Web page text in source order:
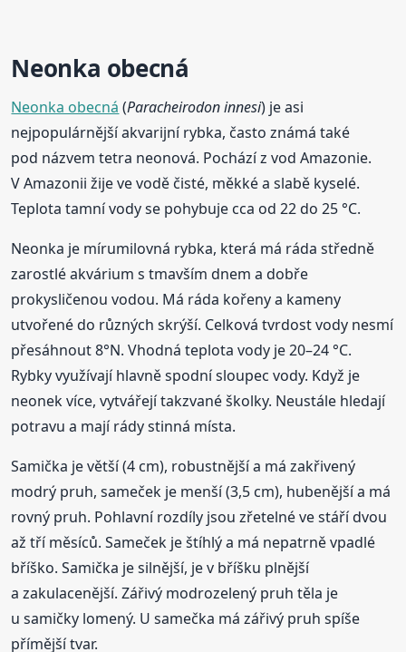
Neonka obecná
Neonka obecná (Paracheirodon innesi) je asi
nejpopulárnější akvarijní rybka, často známá také
pod názvem tetra neonová. Pochází z vod Amazonie.
V Amazonii žije ve vodě čisté, měkké a slabě kyselé.
Teplota tamní vody se pohybuje cca od 22 do 25 °C.
Neonka je mírumilovná rybka, která má ráda středně
zarostlé akvárium s tmavším dnem a dobře
prokysličenou vodou. Má ráda kořeny a kameny
utvořené do různých skrýší. Celková tvrdost vody nesmí
přesáhnout 8°N. Vhodná teplota vody je 20–24 °C.
Rybky využívají hlavně spodní sloupec vody. Když je
neonek více, vytvářejí takzvané školky. Neustále hledají
potravu a mají rády stinná místa.
Samička je větší (4 cm), robustnější a má zakřivený
modrý pruh, sameček je menší (3,5 cm), hubenější a má
rovný pruh. Pohlavní rozdíly jsou zřetelné ve stáří dvou
až tří měsíců. Sameček je štíhlý a má nepatrně vpadlé
bříško. Samička je silnější, je v bříšku plnější
a zakulacenější. Zářivý modrozelený pruh těla je
u samičky lomený. U samečka má zářivý pruh spíše
přímější tvar.